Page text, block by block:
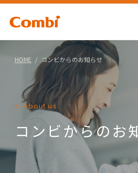
HOME コンビからのお知らせ
About us
コンビからのお